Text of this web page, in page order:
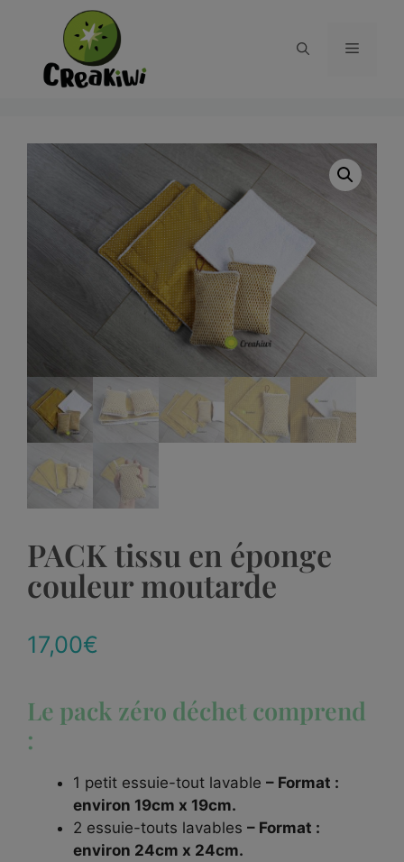
PACK tissu en éponge
couleur moutarde
17,00€
Le pack zéro déchet comprend
:
1 petit essuie-tout lavable – Format :
environ 19cm x 19cm.
2 essuie-touts lavables – Format :
environ 24cm x 24cm.